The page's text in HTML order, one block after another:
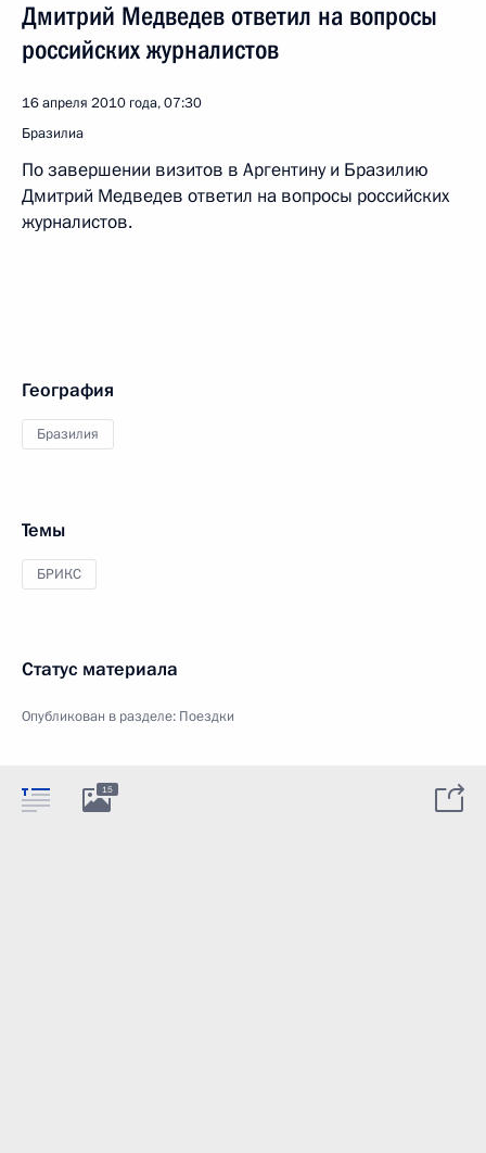
Дмитрий Медведев ответил на вопросы
российских журналистов
16 апреля 2010 года, 07:30
Бразилиа
По завершении визитов в Аргентину и Бразилию
Дмитрий Медведев ответил на вопросы российских
журналистов.
География
Бразилия
Темы
БРИКС
Статус материала
Опубликован в разделе: Поездки
15